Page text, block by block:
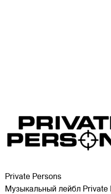
Private Persons
Музыкальный лейбл Private